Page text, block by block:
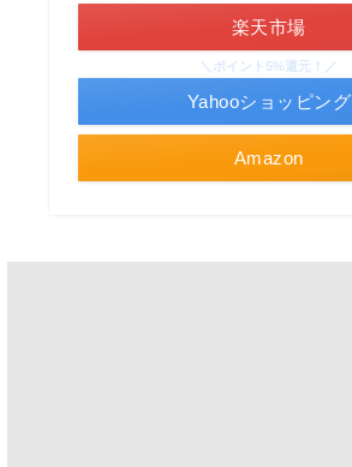
Amazon
楽天市場
＼ポイント5%還元！／
Yahooショッピング